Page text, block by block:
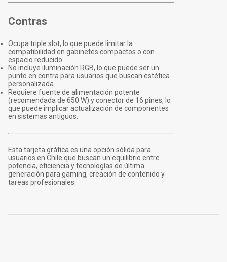
Contras
Ocupa triple slot, lo que puede limitar la
compatibilidad en gabinetes compactos o con
espacio reducido.
No incluye iluminación RGB, lo que puede ser un
punto en contra para usuarios que buscan estética
personalizada.
Requiere fuente de alimentación potente
(recomendada de 650 W) y conector de 16 pines, lo
que puede implicar actualización de componentes
en sistemas antiguos.
Esta tarjeta gráfica es una opción sólida para
usuarios en Chile que buscan un equilibrio entre
potencia, eficiencia y tecnologías de última
generación para gaming, creación de contenido y
tareas profesionales.